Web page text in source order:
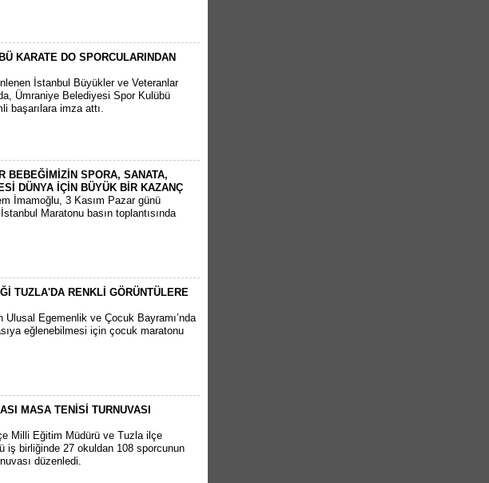
KARATE DO SPORCULARINDAN
İstanbul Büyükler ve Veteranlar
Ümraniye Belediyesi Spor Kulübü
başarılara imza attı.
BEBEĞİMİZİN SPORA, SANATA,
DÜNYA İÇİN BÜYÜK BİR KAZANÇ
İmamoğlu, 3 Kasım Pazar günü
Maratonu basın toplantısında
TUZLA'DA RENKLİ GÖRÜNTÜLERE
Egemenlik ve Çocuk Bayramı’nda
eğlenebilmesi için çocuk maratonu
MASA TENİSİ TURNUVASI
Milli Eğitim Müdürü ve Tuzla ilçe
iş birliğinde 27 okuldan 108 sporcunun
düzenledi.